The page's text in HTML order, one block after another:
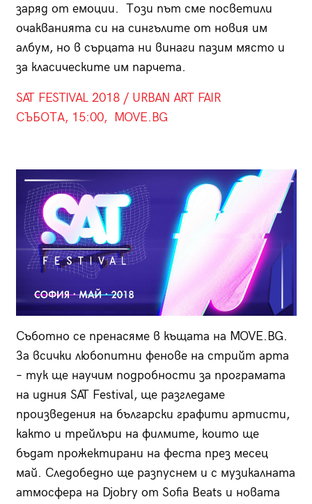
заряд от емоции. Този път сме посветили
очакванията си на сингълите от новия им
албум, но в сърцата ни винаги пазим място и
за класическите им парчета.
SAT FESTIVAL 2018 / URBAN ART FAIR
СЪБОТА, 15:00, MOVE.BG
Съботно се пренасяме в къщата на MOVE.BG.
За всички любопитни фенове на стрийт арта
– тук ще научим подробности за програмата
на идния SAT Festival, ще разгледаме
произведения на български графити артисти,
както и трейлъри на филмите, които ще
бъдат прожектирани на феста през месец
май. Следобедно ще разпуснем и с музикалната
атмосфера на Djobry от Sofia Beats и новата